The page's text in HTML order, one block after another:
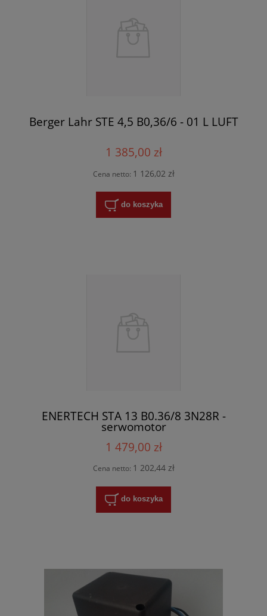
Berger Lahr STE 4,5 B0,36/6 - 01 L LUFT
1 385,00 zł
Cena netto: 1 126,02 zł
do koszyka
ENERTECH STA 13 B0.36/8 3N28R -
serwomotor
1 479,00 zł
Cena netto: 1 202,44 zł
do koszyka